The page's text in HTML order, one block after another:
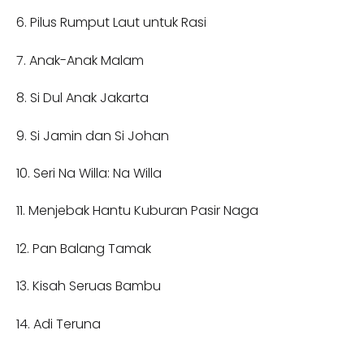
6. Pilus Rumput Laut untuk Rasi
7. Anak-Anak Malam
8. Si Dul Anak Jakarta
9. Si Jamin dan Si Johan
10. Seri Na Willa: Na Willa
11. Menjebak Hantu Kuburan Pasir Naga
12. Pan Balang Tamak
13. Kisah Seruas Bambu
14. Adi Teruna